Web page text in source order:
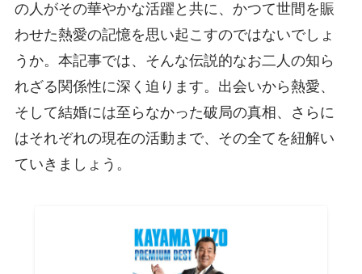
の人がその華やかな活躍と共に、かつて世間を賑
わせた熱愛の記憶を思い起こすのではないでしょ
うか。本記事では、そんな伝説的なお二人の知ら
れざる関係性に深く迫ります。出会いから熱愛、
そして結婚には至らなかった破局の真相、さらに
はそれぞれの現在の活動まで、その全てを紐解い
ていきましょう。